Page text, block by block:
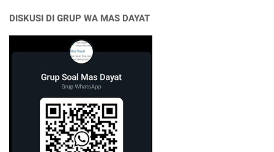
DISKUSI DI GRUP WA MAS DAYAT